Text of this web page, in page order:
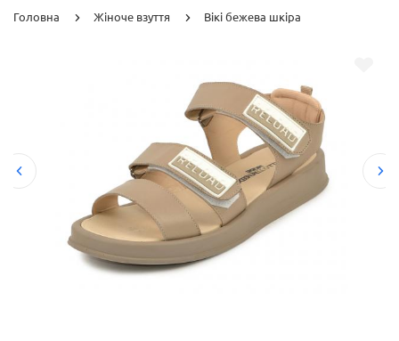
Головна Жіноче взуття Вікі бежева шкіра